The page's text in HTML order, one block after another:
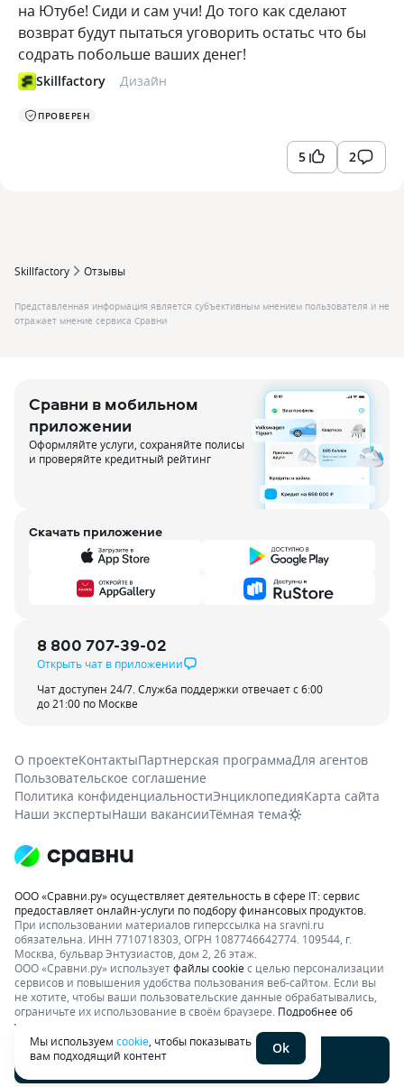
Написать отзыв
на Ютубе! Сиди и сам учи! До того как сделают
возврат будут пытаться уговорить остатьс что бы
содрать побольше ваших денег!
Skillfactory Дизайн
ПРОВЕРЕН
5 2
Skillfactory Отзывы
Представленная информация является субъективным мнением пользователя и не
отражает мнение сервиса Сравни
Сравни в мобильном
приложении
Оформляйте услуги, сохраняйте полисы
и проверяйте кредитный рейтинг
Скачать приложение
8 800 707-39-02
Открыть чат в приложении
Чат доступен 24/7. Служба поддержки отвечает с 6:00
до 21:00 по Москве
О проектеКонтактыПартнерская программаДля агентов
Пользовательское соглашение
Политика конфиденциальностиЭнциклопедияКарта сайта
Наши экспертыНаши вакансииТёмная тема
ООО «Сравни.ру» осуществляет деятельность в сфере IT: сервис
предоставляет онлайн-услуги по подбору финансовых продуктов.
При использовании материалов гиперссылка на sravni.ru
обязательна. ИНН 7710718303, ОГРН 1087746642774. 109544, г.
Москва, бульвар Энтузиастов, дом 2, 26 этаж.
ООО «Сравни.ру» используетфайлы cookieс целью персонализации
сервисов и повышения удобства пользования веб-сайтом. Если вы
не хотите, чтобы ваши пользовательские данные обрабатывались,
ограничьте их использование в своём браузере. Подробнее об
условиях.
Мы используем cookie , чтобы показывать
вам подходящий контент
Ok